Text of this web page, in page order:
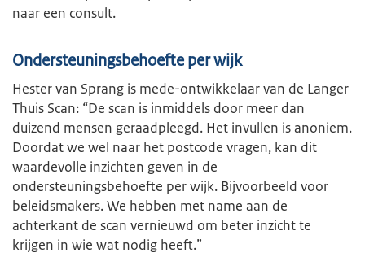
naar een consult.
Ondersteuningsbehoefte per wijk
Hester van Sprang is mede-ontwikkelaar van de Langer
Thuis Scan: “De scan is inmiddels door meer dan
duizend mensen geraadpleegd. Het invullen is anoniem.
Doordat we wel naar het postcode vragen, kan dit
waardevolle inzichten geven in de
ondersteuningsbehoefte per wijk. Bijvoorbeeld voor
beleidsmakers. We hebben met name aan de
achterkant de scan vernieuwd om beter inzicht te
krijgen in wie wat nodig heeft.”